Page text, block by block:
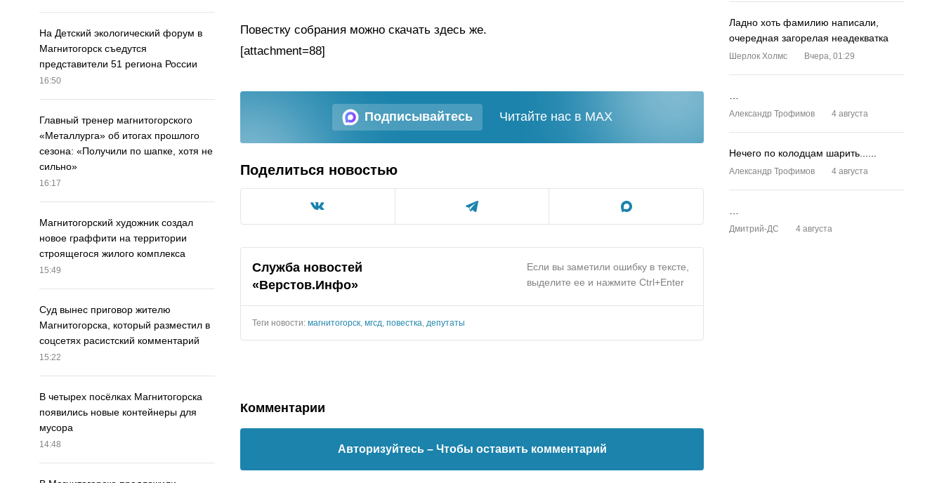
На Детский экологический форум в
Магнитогорск съедутся
представители 51 региона России
16:50
Главный тренер магнитогорского
«Металлурга» об итогах прошлого
сезона: «Получили по шапке, хотя не
сильно»
16:17
Магнитогорский художник создал
новое граффити на территории
строящегося жилого комплекса
15:49
Суд вынес приговор жителю
Магнитогорска, который разместил в
соцсетях расистский комментарий
15:22
В четырех посёлках Магнитогорска
появились новые контейнеры для
мусора
14:48
Повестку собрания можно скачать здесь же.
[attachment=88]
Подписывайтесь Читайте нас в MAX
Поделиться новостью
Служба новостей
«Верстов.Инфо»
Если вы заметили ошибку в тексте,
выделите ее и нажмите Ctrl+Enter
Теги новости: магнитогорск мгсд повестка депутаты
Комментарии
Авторизуйтесь – Чтобы оставить комментарий
Ладно хоть фамилию написали,
очередная загорелая неадекватка
Шерлок Холмс Вчера, 01:29
Александр Трофимов 4 августа
Нечего по колодцам шарить......
Александр Трофимов 4 августа
Дмитрий-ДС 4 августа